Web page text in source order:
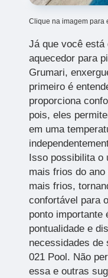
Clique na imagem para
Já que você está
aquecedor para
Grumari,
primeiro é
proporciona
pois, eles
em uma
Isso possibilita o
mais frios do
mais frios,
confortável para
ponto importante
pontualidade e
necessidades
021 Pool. Não
essa e outras